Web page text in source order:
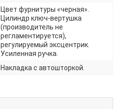
Цвет фурнитуры «черная».
Цилиндр ключ-вертушка
(производитель не
регламентируется),
регулируемый эксцентрик.
Усиленная ручка.
Накладка с автошторкой.